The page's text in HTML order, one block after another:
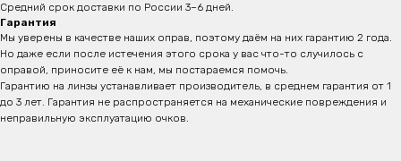
Средний срок доставки по России 3–6 дней.
Гарантия
Мы уверены в качестве наших оправ, поэтому даём на них гарантию 2 года.
Но даже если после истечения этого срока у вас что-то случилось с
оправой, приносите её к нам, мы постараемся помочь.
Гарантию на линзы устанавливает производитель, в среднем гарантия от 1
до 3 лет. Гарантия не распространяется на механические повреждения и
неправильную эксплуатацию очков.